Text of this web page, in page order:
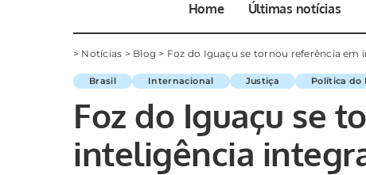
Home Últimas notícias
> Notícias > Blog > Foz do Iguaçu se tornou referência
Brasil Internacional Justiça Política do
Foz do Iguaçu se
inteligência